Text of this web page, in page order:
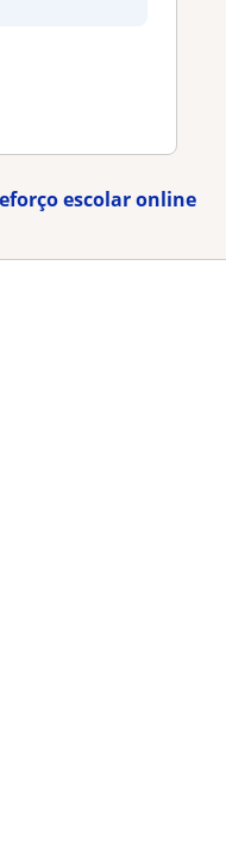
escolar online